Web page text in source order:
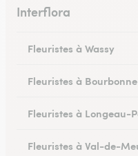
Interflora
Fleuristes à Wassy
Fleuristes à
Fleuristes à Longeau-
Fleuristes à Val-de-